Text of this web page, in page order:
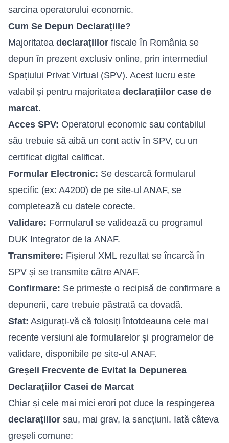
sarcina operatorului economic.
Cum Se Depun Declarațiile?
Majoritatea declarațiilor fiscale în România se
depun în prezent exclusiv online, prin intermediul
Spațiului Privat Virtual (SPV). Acest lucru este
valabil și pentru majoritatea declarațiilor case de
marcat.
Acces SPV: Operatorul economic sau contabilul
său trebuie să aibă un cont activ în SPV, cu un
certificat digital calificat.
Formular Electronic: Se descarcă formularul
specific (ex: A4200) de pe site-ul ANAF, se
completează cu datele corecte.
Validare: Formularul se validează cu programul
DUK Integrator de la ANAF.
Transmitere: Fișierul XML rezultat se încarcă în
SPV și se transmite către ANAF.
Confirmare: Se primește o recipisă de confirmare a
depunerii, care trebuie păstrată ca dovadă.
Sfat: Asigurați-vă că folosiți întotdeauna cele mai
recente versiuni ale formularelor și programelor de
validare, disponibile pe site-ul ANAF.
Greșeli Frecvente de Evitat la Depunerea
Declarațiilor Casei de Marcat
Chiar și cele mai mici erori pot duce la respingerea
declarațiilor sau, mai grav, la sancțiuni. Iată câteva
greșeli comune: